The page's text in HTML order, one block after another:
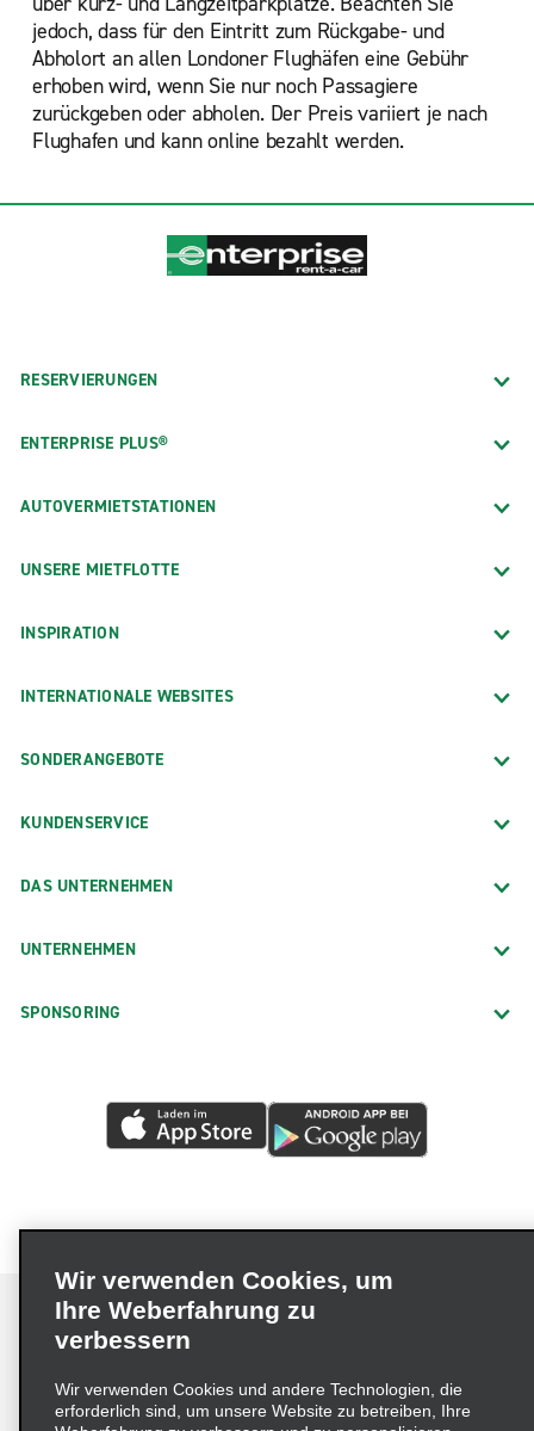
jedoch, dass für den Eintritt zum Rückgabe- und
Abholort an allen Londoner Flughäfen eine Gebühr
erhoben wird, wenn Sie nur noch Passagiere
zurückgeben oder abholen. Der Preis variiert je nach
Flughafen und kann online bezahlt werden.
RESERVIERUNGEN
ENTERPRISE PLUS®
AUTOVERMIETSTATIONEN
UNSERE MIETFLOTTE
INSPIRATION
INTERNATIONALE WEBSITES
SONDERANGEBOTE
KUNDENSERVICE
DAS UNTERNEHMEN
UNTERNEHMEN
SPONSORING
Impressum Nutzungsbedingungen
Datenschutzrichtlinie
Cookie-Richtlinie
Datenschutzoptionen
Wir verwenden Cookies, um
Ihre Weberfahrung zu
verbessern
Wir verwenden Cookies und andere Technologien, die
erforderlich sind, um unsere Website zu betreiben, Ihre